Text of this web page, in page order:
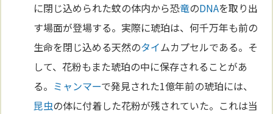
に閉じ込められた蚊の体内から恐竜のDNAを取り出
す場面が登場する。実際に琥珀は、何千万年も前の
生命を閉じ込める天然のタイムカプセルである。そ
して、花粉もまた琥珀の中に保存されることがあ
る。 ミャンマーで発見された1億年前の琥珀には、
昆虫の体に付着した花粉が残されていた。これは当